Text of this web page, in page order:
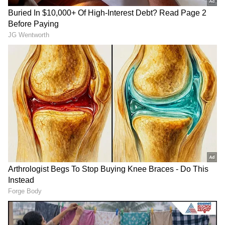
ರಾಜ್ಯ ರಾಜಧಾನಿ ಬೆಂಗಳೂರಿನಲ್ಲಿ ಇಂದು 24 ಕ್ಯಾರಟ್
ಬಂಗಾರದ ಬೆಲೆ (ಹತ್ತು ಗ್ರಾಂ) ರೂ. 73,090 ಆಗಿದ್ದರೆ ಚೆನ್ನೈ
73,750 ಮುಂಬೈ 73,090 ಹಾಗೂ ಕೋಲ್ಕತ್ತಾದಲ್ಲಿ 73,090
ಹಾಗೆಯೇ ದೇಶದ ರಾಜಧಾನಿ ದೆಹಲಿಯಲ್ಲಿ ಇಂದು ಚಿನ್ನದ
RECOMMENDED STORIES
ಒಂದೇ ಒಂದು ₹100 ಕೇವಲ 30 ಸಾವಿರ ವೇತನದಲ್ಲಿ